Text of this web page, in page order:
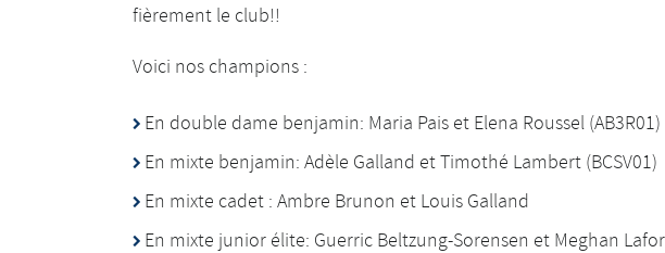
fièrement le club!!
Voici nos champions :
En double dame benjamin: Maria Pais et Elena Roussel (AB3R01)
En mixte benjamin: Adèle Galland et Timothé Lambert (BCSV01)
En mixte cadet : Ambre Brunon et Louis Galland
En mixte junior élite: Guerric Beltzung-Sorensen et Meghan